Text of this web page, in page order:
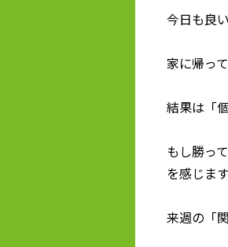
今日も良
家に帰っ
結果は「
もし勝っ
を感じます
来週の「